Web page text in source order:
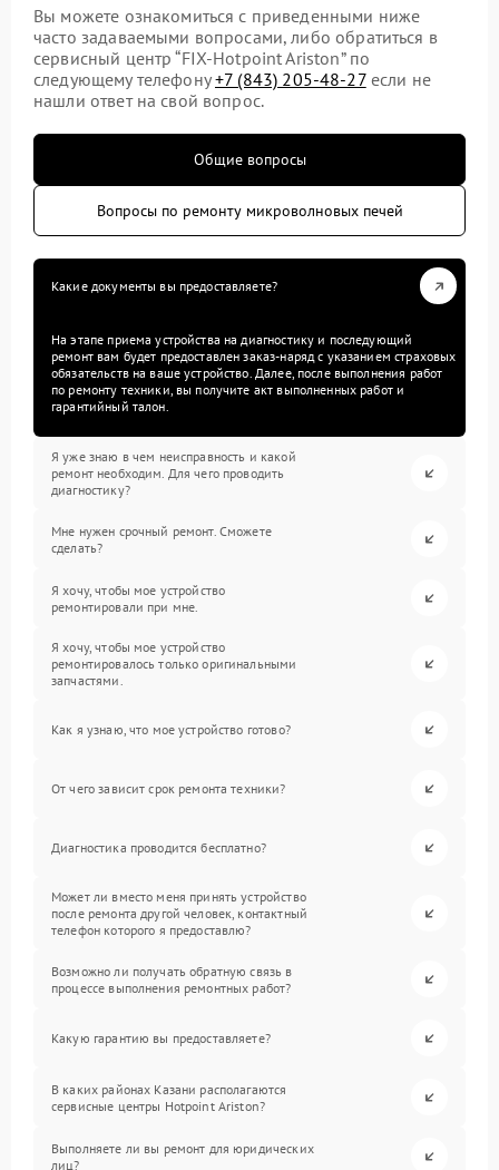
Вы можете ознакомиться с приведенными ниже
часто задаваемыми вопросами, либо обратиться в
сервисный центр “FIX-Hotpoint Ariston” по
следующему телефону+7 (843) 205-48-27если не
нашли ответ на свой вопрос.
Общие вопросы
Вопросы по ремонту микроволновых печей
Какие документы вы предоставляете?
На этапе приема устройства на диагностику и последующий
ремонт вам будет предоставлен заказ-наряд с указанием страховых
обязательств на ваше устройство. Далее, после выполнения работ
по ремонту техники, вы получите акт выполненных работ и
гарантийный талон.
Я уже знаю в чем неисправность и какой
ремонт необходим. Для чего проводить
диагностику?
Мне нужен срочный ремонт. Сможете
сделать?
Я хочу, чтобы мое устройство
ремонтировали при мне.
Я хочу, чтобы мое устройство
ремонтировалось только оригинальными
запчастями.
Как я узнаю, что мое устройство готово?
От чего зависит срок ремонта техники?
Диагностика проводится бесплатно?
Может ли вместо меня принять устройство
после ремонта другой человек, контактный
телефон которого я предоставлю?
Возможно ли получать обратную связь в
процессе выполнения ремонтных работ?
Какую гарантию вы предоставляете?
В каких районах Казани располагаются
сервисные центры Hotpoint Ariston?
Выполняете ли вы ремонт для юридических
лиц?